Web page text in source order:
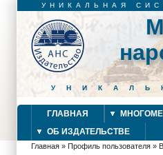
УНИКАЛЬНАЯ
ГЛАВНАЯ
ОБ ИЗДАТЕЛЬСТВЕ
Главная » Профиль пользователя »